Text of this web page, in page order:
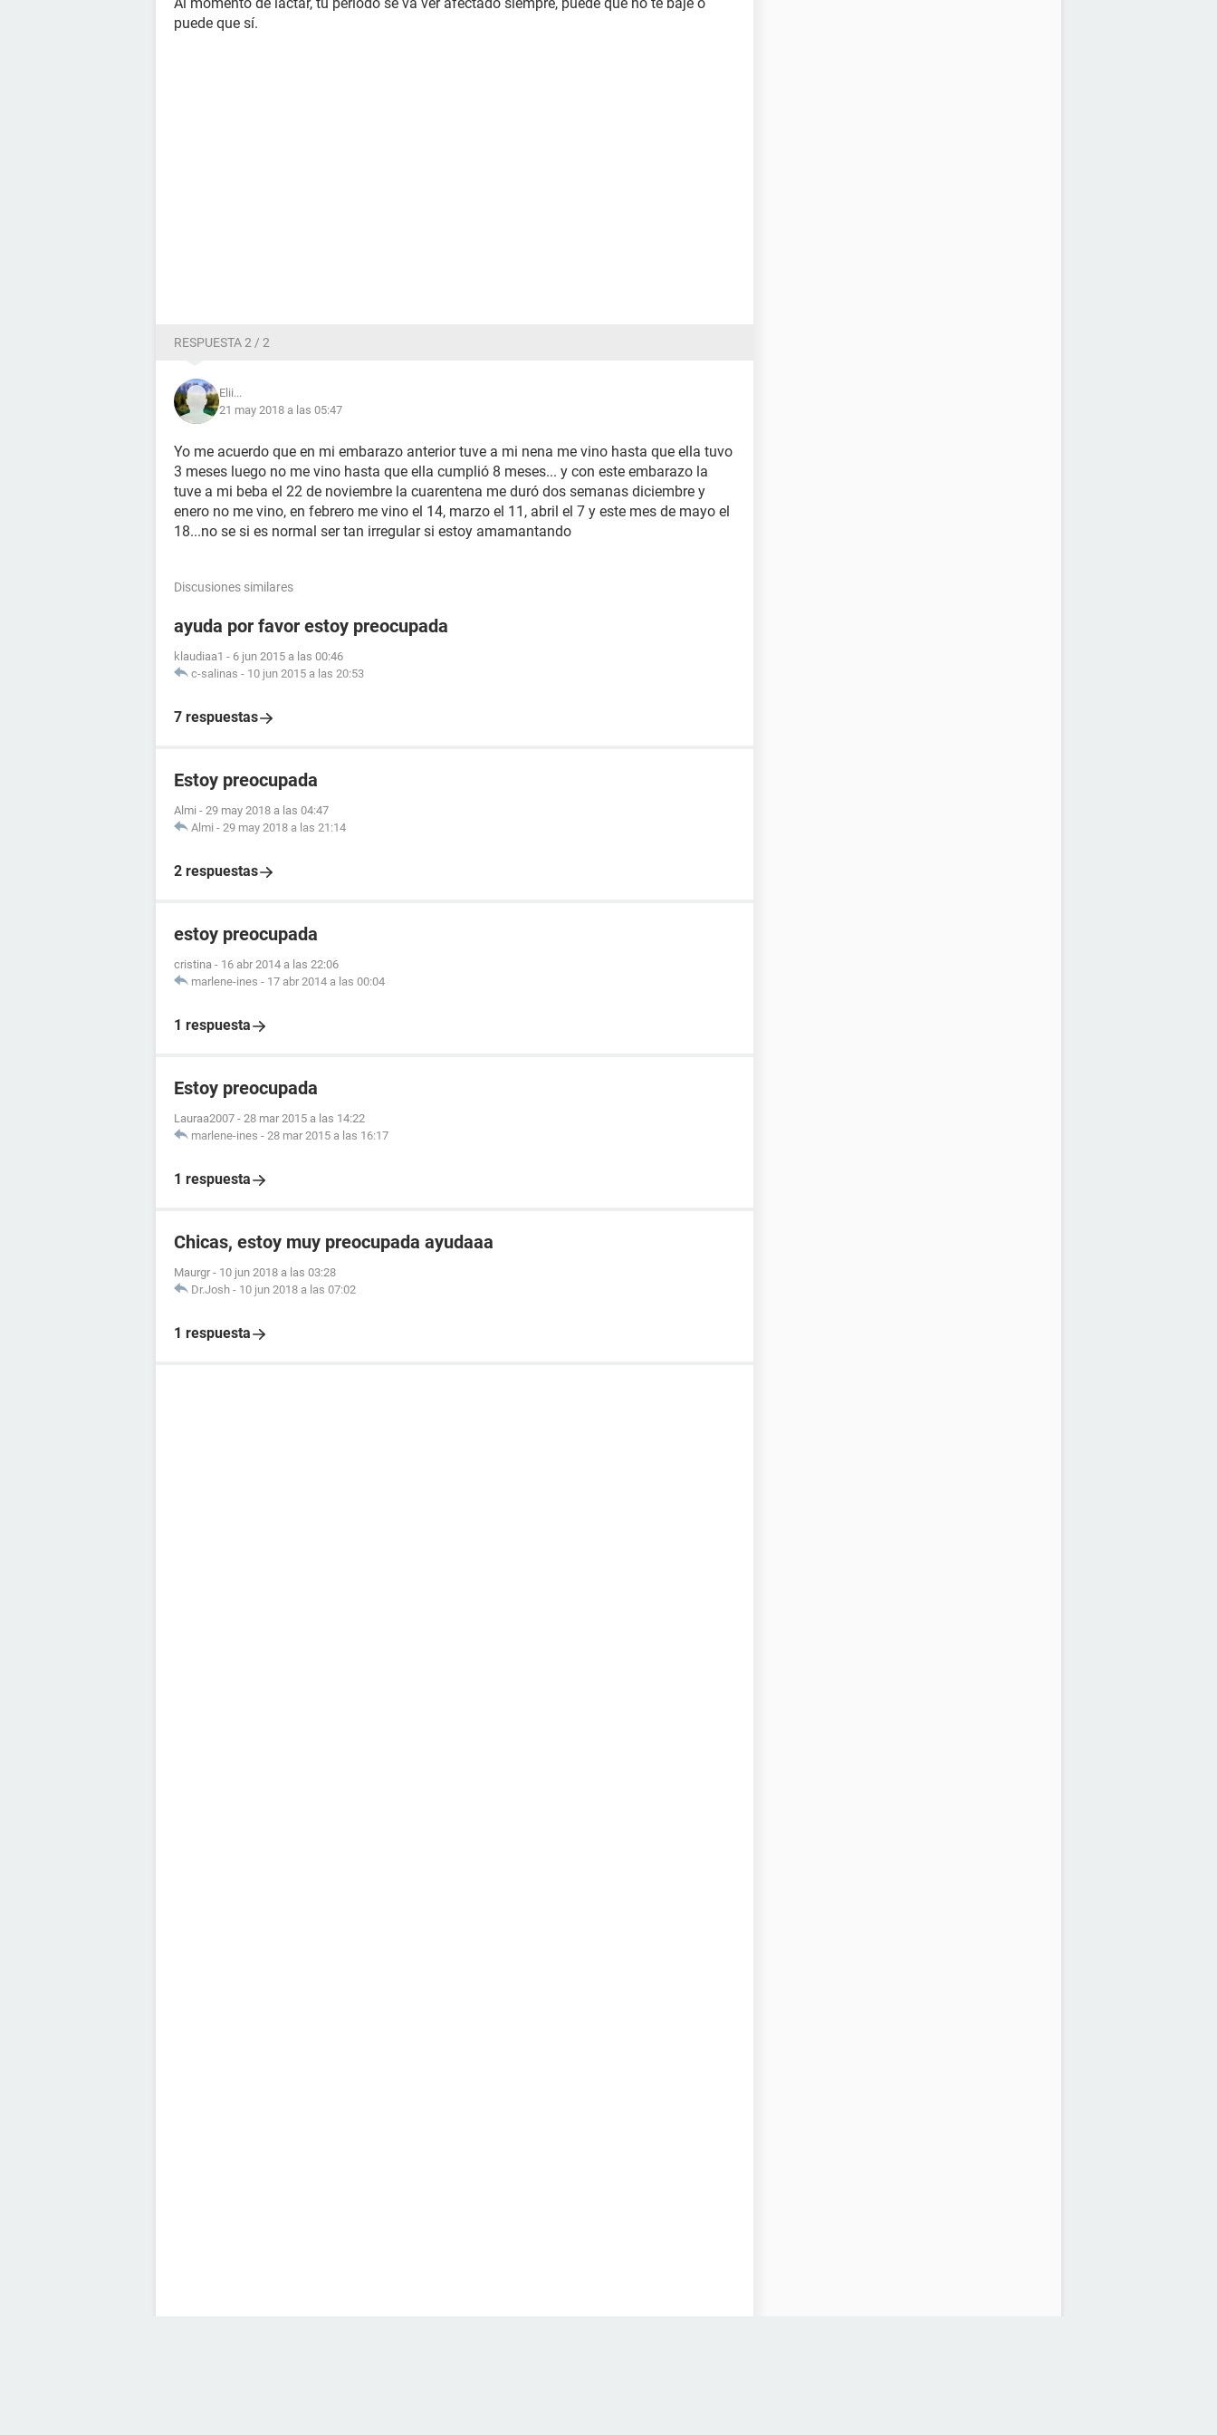
puede que sí.
RESPUESTA 2 / 2
Elii...
21 may 2018 a las 05:47
Yo me acuerdo que en mi embarazo anterior tuve a mi nena me vino hasta que ella tuvo
3 meses luego no me vino hasta que ella cumplió 8 meses... y con este embarazo la
tuve a mi beba el 22 de noviembre la cuarentena me duró dos semanas diciembre y
enero no me vino, en febrero me vino el 14, marzo el 11, abril el 7 y este mes de mayo el
18...no se si es normal ser tan irregular si estoy amamantando
Discusiones similares
ayuda por favor estoy preocupada
klaudiaa1 - 6 jun 2015 a las 00:46
c-salinas - 10 jun 2015 a las 20:53
7 respuestas
Estoy preocupada
Almi - 29 may 2018 a las 04:47
Almi - 29 may 2018 a las 21:14
2 respuestas
estoy preocupada
cristina - 16 abr 2014 a las 22:06
marlene-ines - 17 abr 2014 a las 00:04
1 respuesta
Estoy preocupada
Lauraa2007 - 28 mar 2015 a las 14:22
marlene-ines - 28 mar 2015 a las 16:17
1 respuesta
Chicas, estoy muy preocupada ayudaaa
Maurgr - 10 jun 2018 a las 03:28
Dr.Josh - 10 jun 2018 a las 07:02
1 respuesta